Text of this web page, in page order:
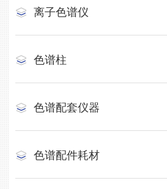
离子色谱仪
色谱柱
色谱配套仪器
色谱配件耗材